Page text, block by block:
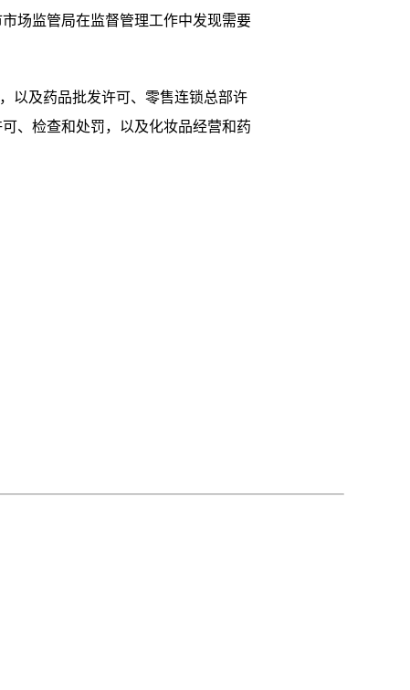
场监管局在监督管理工作中发现需要
以及药品批发许可、零售连锁总部许
、检查和处罚，以及化妆品经营和药